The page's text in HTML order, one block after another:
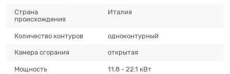
Страна
происхождения
Италия
Количество контуров одноконтурный
Камера сгорания открытая
Мощность 11.8 - 22.1 кВт